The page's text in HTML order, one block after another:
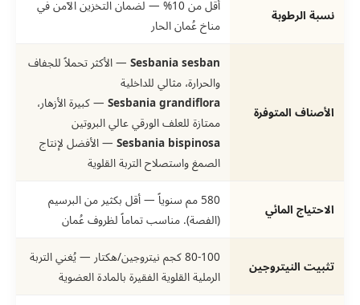
نسبة الرطوبة
أقل من 10% — لضمان التخزين الآمن في
مناخ عُمان الحار
الأصناف المتوفرة
Sesbania sesban — الأكثر تحملاً للجفاف
والحرارة، مثالي للداخلية
Sesbania grandiflora — كبيرة الأزهار،
ممتازة للعلف الورقي عالي البروتين
Sesbania bispinosa — الأفضل لإنتاج
الصمغ واستصلاح التربة القلوية
الاحتياج المائي
580 مم سنوياً — أقل بكثير من البرسيم
(الفصة). مناسب تماماً لظروف عُمان
تثبيت النيتروجين
80-100 كجم نيتروجين/هكتار — يُغني التربة
الرملية القلوية الفقيرة بالمادة العضوية